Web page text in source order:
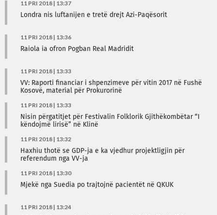
11 PRI 2018 | 13:37
Londra nis luftanijen e tretë drejt Azi-Paqësorit
11 PRI 2018 | 13:36
Raiola ia ofron Pogban Real Madridit
11 PRI 2018 | 13:33
VV: Raporti financiar i shpenzimeve për vitin 2017 në Fushë
Kosovë, material për Prokurorinë
11 PRI 2018 | 13:33
Nisin përgatitjet për Festivalin Folklorik Gjithëkombëtar “I
këndojmë lirisë” në Klinë
11 PRI 2018 | 13:32
Haxhiu thotë se GDP-ja e ka vjedhur projektligjin për
referendum nga VV-ja
11 PRI 2018 | 13:30
Mjekë nga Suedia po trajtojnë pacientët në QKUK
11 PRI 2018 | 13:24